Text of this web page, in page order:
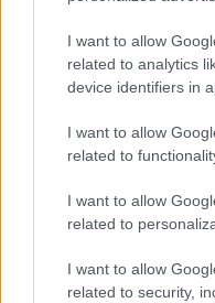
I want to allow
related to analytics
device identifiers in
I want to allow
related to
I want to allow
related to
I want to allow
related to security,
amely
avarégetést,
keletkező füst
lakosság
felelősségteljes